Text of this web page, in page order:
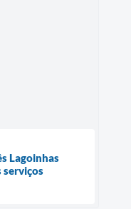
Lagoinhas
serviços